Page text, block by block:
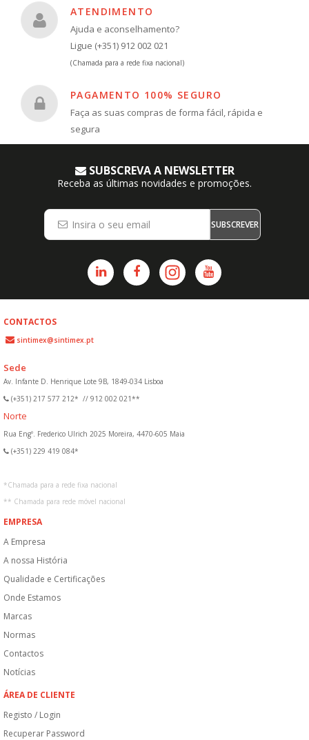
ATENDIMENTO
Ajuda e aconselhamento?
Ligue (+351) 912 002 021
(Chamada para a rede fixa nacional)
PAGAMENTO 100% SEGURO
Faça as suas compras de forma fácil, rápida e
segura
SUBSCREVA A NEWSLETTER
Receba as últimas novidades e promoções.
SUBSCREVER
CONTACTOS
sintimex@sintimex.pt
Sede
Av. Infante D. Henrique Lote 9B, 1849-034 Lisboa
(+351) 217 577 212* // 912 002 021**
Norte
Rua Engº. Frederico Ulrich 2025 Moreira, 4470-605 Maia
(+351) 229 419 084*
*Chamada para a rede fixa nacional
** Chamada para rede móvel nacional
EMPRESA
A Empresa
A nossa História
Qualidade e Certificações
Onde Estamos
Marcas
Normas
Contactos
Notícias
ÁREA DE CLIENTE
Registo / Login
Recuperar Password